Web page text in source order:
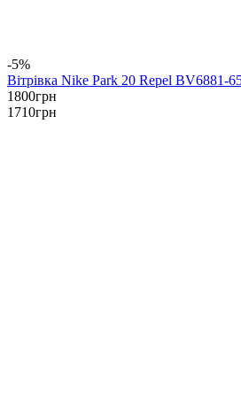
-5%
Вітрівка Nike Park 20 Repel BV6881-
1800грн
1710грн